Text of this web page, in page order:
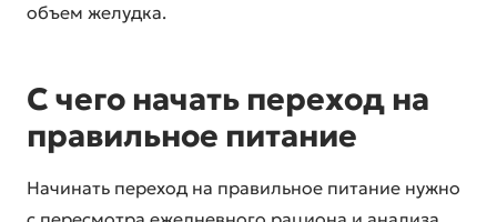
объем желудка.
С чего начать переход на
правильное питание
Начинать переход на правильное питание нужно